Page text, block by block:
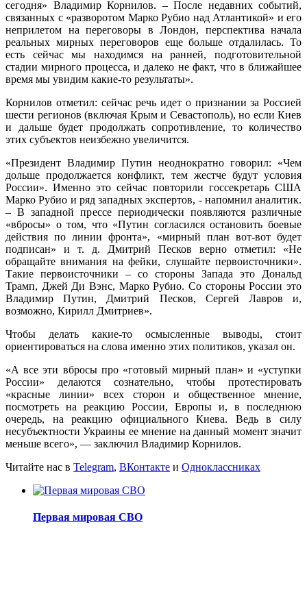
сегодня» Владимир Корнилов. – После недавних событий,
связанных с «разворотом Марко Рубио над Атлантикой» и его
неприлетом на переговоры в Лондон, перспектива начала
реальных мирных переговоров еще больше отдалилась. То
есть сейчас мы находимся на ранней, подготовительной
стадии мирного процесса, и далеко не факт, что в ближайшее
время мы увидим какие-то результаты».
Корнилов отметил: сейчас речь идет о признании за Россией
шести регионов (включая Крым и Севастополь), но если Киев
и дальше будет продолжать сопротивление, то количество
этих субъектов неизбежно увеличится.
«Президент Владимир Путин неоднократно говорил: «Чем
дольше продолжается конфликт, тем жестче будут условия
России». Именно это сейчас повторили госсекретарь США
Марко Рубио и ряд западных экспертов, - напомнил аналитик.
– В западной прессе периодически появляются различные
«вбросы» о том, что «Путин согласился остановить боевые
действия по линии фронта», «мирный план вот-вот будет
подписан» и т. д. Дмитрий Песков верно отметил: «Не
обращайте внимания на фейки, слушайте первоисточники».
Такие первоисточники – со стороны Запада это Дональд
Трамп, Джей Ди Вэнс, Марко Рубио. Со стороны России это
Владимир Путин, Дмитрий Песков, Сергей Лавров и,
возможно, Кирилл Дмитриев».
Чтобы делать какие-то осмысленные выводы, стоит
ориентироваться на слова именно этих политиков, указал он.
«А все эти вбросы про «готовый мирный план» и «уступки
России» делаются сознательно, чтобы протестировать
«красные линии» всех сторон и общественное мнение,
посмотреть на реакцию России, Европы и, в последнюю
очередь, на реакцию официального Киева. Ведь в силу
несубъектности Украины ее мнение на данный момент значит
меньше всего», — заключил Владимир Корнилов.
Читайте нас в Telegram, ВКонтакте и Одноклассниках
Первая мировая СВО